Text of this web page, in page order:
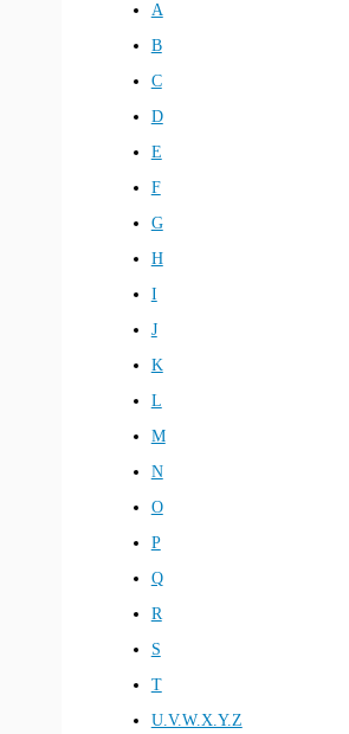
A
B
C
D
E
F
G
H
I
J
K
L
M
N
O
P
Q
R
S
T
U.V.W.X.Y.Z